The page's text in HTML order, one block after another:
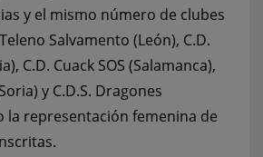
y el mismo número de clubes
Salvamento (León), C.D.
C.D. Cuack SOS (Salamanca),
y C.D.S. Dragones
la representación femenina de